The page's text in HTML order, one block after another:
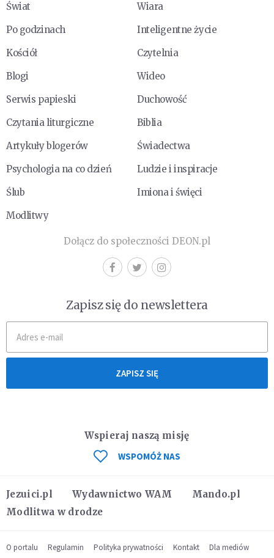
Świat
Wiara
Po godzinach
Inteligentne życie
Kościół
Czytelnia
Blogi
Wideo
Serwis papieski
Duchowość
Czytania liturgiczne
Biblia
Artykuły blogerów
Świadectwa
Psychologia na co dzień
Ludzie i inspiracje
Ślub
Imiona i święci
Modlitwy
Dołącz do społeczności DEON.pl
Zapisz się do newslettera
ZAPISZ SIĘ
Jezuici.pl Wydawnictwo WAM
Mando.pl
Modlitwa w drodze
Wspieraj naszą misję
WSPOMÓŻ NAS
O portalu Regulamin Polityka prywatności Kontakt Dla mediów